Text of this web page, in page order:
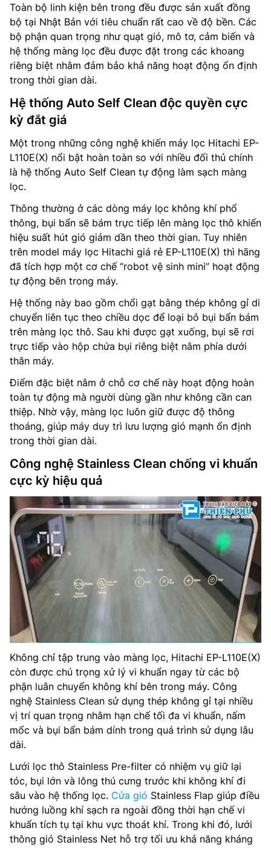
Toàn bộ linh kiện bên trong đều được sản xuất đồng
bộ tại Nhật Bản với tiêu chuẩn rất cao về độ bền. Các
bộ phận quan trọng như quạt gió, mô tơ, cảm biến và
hệ thống màng lọc đều được đặt trong các khoang
riêng biệt nhằm đảm bảo khả năng hoạt động ổn định
trong thời gian dài.
Hệ thống Auto Self Clean độc quyền cực
kỳ đắt giá
Một trong những công nghệ khiến máy lọc Hitachi EP-
L110E(X) nổi bật hoàn toàn so với nhiều đối thủ chính
là hệ thống Auto Self Clean tự động làm sạch màng
lọc.
Thông thường ở các dòng máy lọc không khí phổ
thông, bụi bẩn sẽ bám trực tiếp lên màng lọc thô khiến
hiệu suất hút gió giảm dần theo thời gian. Tuy nhiên
trên model máy lọc Hitachi giá rẻ EP-L110E(X) thì hãng
đã tích hợp một cơ chế “robot vệ sinh mini” hoạt động
tự động bên trong máy.
Hệ thống này bao gồm chổi gạt bằng thép không gỉ di
chuyển liên tục theo chiều dọc để loại bỏ bụi bẩn bám
trên màng lọc thô. Sau khi được gạt xuống, bụi sẽ rơi
trực tiếp vào hộp chứa bụi riêng biệt nằm phía dưới
thân máy.
Điểm đặc biệt nằm ở chỗ cơ chế này hoạt động hoàn
toàn tự động mà người dùng gần như không cần can
thiệp. Nhờ vậy, màng lọc luôn giữ được độ thông
thoáng, giúp máy duy trì lưu lượng gió mạnh ổn định
trong thời gian dài.
Công nghệ Stainless Clean chống vi khuẩn
cực kỳ hiệu quả
Không chỉ tập trung vào màng lọc, Hitachi EP-L110E(X)
còn được chú trọng xử lý vi khuẩn ngay từ các bộ
phận luân chuyển không khí bên trong máy. Công
nghệ Stainless Clean sử dụng thép không gỉ tại nhiều
vị trí quan trọng nhằm hạn chế tối đa vi khuẩn, nấm
mốc và bụi bẩn bám dính trong quá trình sử dụng lâu
dài.
Lưới lọc thô Stainless Pre-filter có nhiệm vụ giữ lại
tóc, bụi lớn và lông thú cưng trước khi không khí đi
sâu vào hệ thống lọc. Cửa gió Stainless Flap giúp điều
hướng luồng khí sạch ra ngoài đồng thời hạn chế vi
khuẩn tích tụ tại khu vực thoát khí. Trong khi đó, lưới
thông gió Stainless Net hỗ trợ tối ưu khả năng kháng